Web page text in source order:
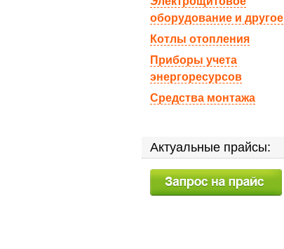
оборудование и другое
Котлы отопления
Приборы учета
энергоресурсов
Средства монтажа
Актуальные прайсы: